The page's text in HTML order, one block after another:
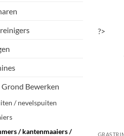
Bewerken
/ nevelspuiten
/ kantenmaaiers /
?>